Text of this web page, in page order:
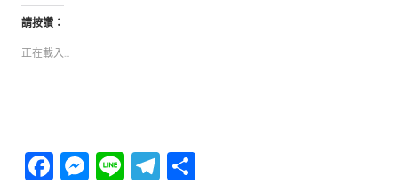
請按讚：
正在載入...
Facebook
Messenger
LineTelegram